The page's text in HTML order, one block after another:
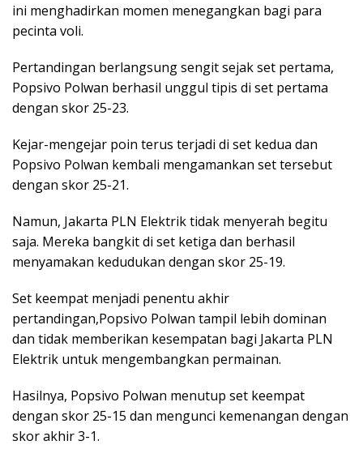
ini menghadirkan momen menegangkan bagi para
pecinta voli.
Pertandingan berlangsung sengit sejak set pertama,
Popsivo Polwan berhasil unggul tipis di set pertama
dengan skor 25-23.
Kejar-mengejar poin terus terjadi di set kedua dan
Popsivo Polwan kembali mengamankan set tersebut
dengan skor 25-21.
Namun, Jakarta PLN Elektrik tidak menyerah begitu
saja. Mereka bangkit di set ketiga dan berhasil
menyamakan kedudukan dengan skor 25-19.
Set keempat menjadi penentu akhir
pertandingan,Popsivo Polwan tampil lebih dominan
dan tidak memberikan kesempatan bagi Jakarta PLN
Elektrik untuk mengembangkan permainan.
Hasilnya, Popsivo Polwan menutup set keempat
dengan skor 25-15 dan mengunci kemenangan dengan
skor akhir 3-1.